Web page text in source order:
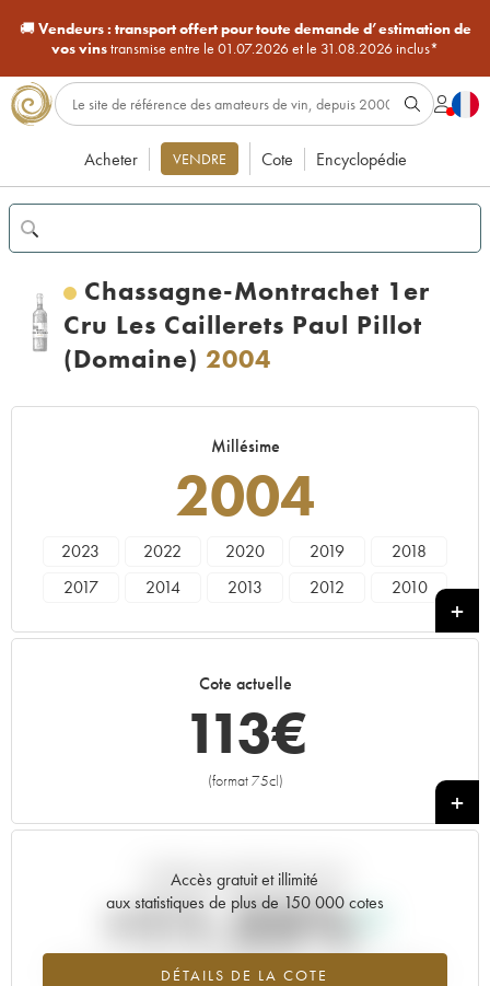
🚚Vendeurs : transport offert pour toute demande d’estimation de
vos vinstransmise entre le 01.07.2026 et le 31.08.2026 inclus*
Acheter VENDRE Cote Encyclopédie
Chassagne-Montrachet 1er
Cru Les Caillerets Paul Pillot
(Domaine) 2004
Millésime
2004
2023 2022 2020 2019
2018
2017
2014 2013 2012
2010
Cote actuelle
113€
(format 75cl)
+
Accès gratuit et illimité
aux statistiques de plus de 150 000 cotes
DÉTAILS DE LA COTE
Tendance actuelle de la cote
+11.25%
Tendance à la hausse du millésime 2004 en 2026 par rapport à